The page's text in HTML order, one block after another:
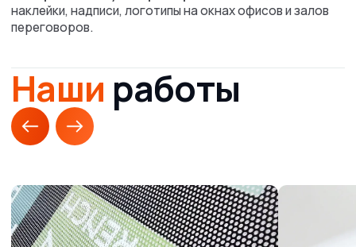
продукции
5% при онлайн-заказе и бесплатная доставка при
сумме от 50 000 ₸. Оформление заказа 24/7, оплата
любым способом.
решений
Широкоформатная и интерьерная наружная реклама,
корпоративное брендирование, промопродукция,
оформление фасадов, витрин, транспорта.